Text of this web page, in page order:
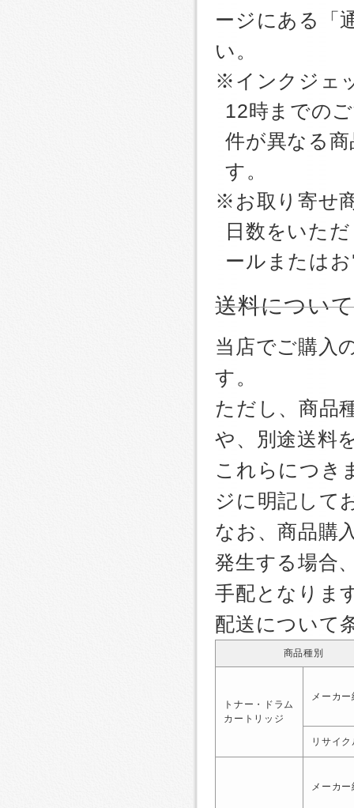
ージにある「
い。
※インクジェ
12時までの
件が異なる
す。
※お取り寄せ
日数をいた
ールまたは
送料について
当店でご購入
す。
ただし、商品
や、別途送料
これらにつき
ジに明記して
なお、商品購
発生する場合
手配となりま
配送について
商品種別
トナー・ドラム
カートリッジ
メーカ
リサイ
メーカ